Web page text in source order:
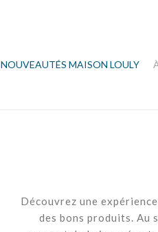
NOUVEAUTÉS MAISON LOULY
Découvrez une
des bons produits. Au